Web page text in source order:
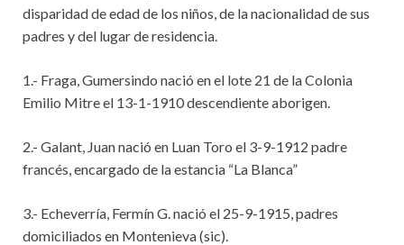
disparidad de edad de los niños, de la nacionalidad de sus
padres y del lugar de residencia.
1.- Fraga, Gumersindo nació en el lote 21 de la Colonia
Emilio Mitre el 13-1-1910 descendiente aborigen.
2.- Galant, Juan nació en Luan Toro el 3-9-1912 padre
francés, encargado de la estancia “La Blanca”
3.- Echeverría, Fermín G. nació el 25-9-1915, padres
domiciliados en Montenieva (sic).